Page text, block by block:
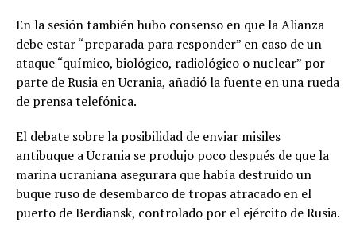
En la sesión también hubo consenso en que la Alianza
debe estar “preparada para responder” en caso de un
ataque “químico, biológico, radiológico o nuclear” por
parte de Rusia en Ucrania, añadió la fuente en una rueda
de prensa telefónica.
El debate sobre la posibilidad de enviar misiles
antibuque a Ucrania se produjo poco después de que la
marina ucraniana asegurara que había destruido un
buque ruso de desembarco de tropas atracado en el
puerto de Berdiansk, controlado por el ejército de Rusia.